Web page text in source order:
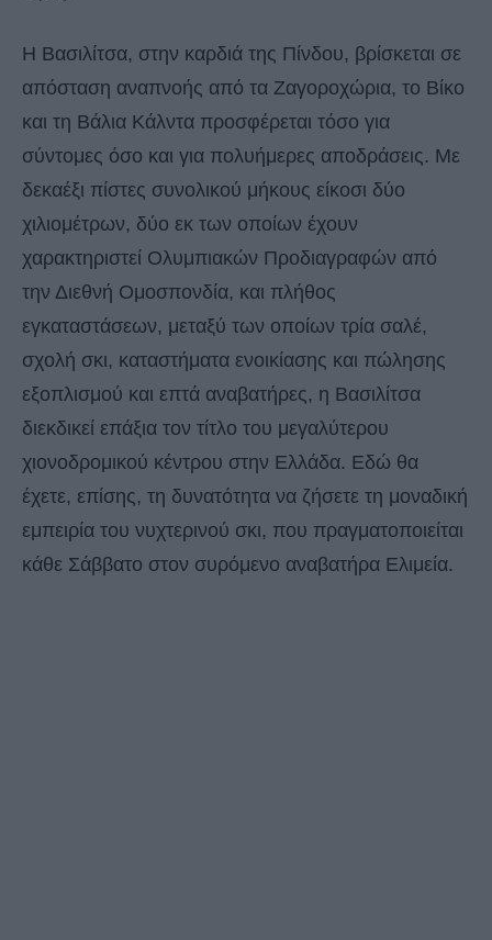
Η Βασιλίτσα, στην καρδιά της Πίνδου, βρίσκεται σε
απόσταση αναπνοής από τα Ζαγοροχώρια, το Βίκο
και τη Βάλια Κάλντα προσφέρεται τόσο για
σύντομες όσο και για πολυήμερες αποδράσεις. Με
δεκαέξι πίστες συνολικού μήκους είκοσι δύο
χιλιομέτρων, δύο εκ των οποίων έχουν
χαρακτηριστεί Ολυμπιακών Προδιαγραφών από
την Διεθνή Ομοσπονδία, και πλήθος
εγκαταστάσεων, μεταξύ των οποίων τρία σαλέ,
σχολή σκι, καταστήματα ενοικίασης και πώλησης
εξοπλισμού και επτά αναβατήρες, η Βασιλίτσα
διεκδικεί επάξια τον τίτλο του μεγαλύτερου
χιονοδρομικού κέντρου στην Ελλάδα. Εδώ θα
έχετε, επίσης, τη δυνατότητα να ζήσετε τη μοναδική
εμπειρία του νυχτερινού σκι, που πραγματοποιείται
κάθε Σάββατο στον συρόμενο αναβατήρα Ελιμεία.